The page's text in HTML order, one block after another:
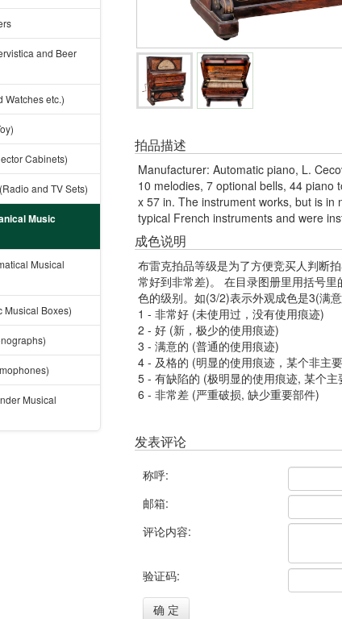
and Beer
Watches etc.)
Cabinets)
and TV Sets)
Music
Musical
Musical Boxes)
Musical
拍品描述
Manufacturer: Automatic piano, L.
10 melodies, 7 optional bells, 44 piano
x 57 in. The instrument works, but is
typical French instruments and were
成色说明
布雷克拍品等级是为了方便竞买人判断
常好到非常差)。 在目录图册里用括号
色的级别。如(3/2)表示外观成色是3(满
1 - 非常好 (未使用过，没有使用痕迹)
2 - 好 (新，极少的使用痕迹)
3 - 满意的 (普通的使用痕迹)
4 - 及格的 (明显的使用痕迹，某个非主
5 - 有缺陷的 (极明显的使用痕迹, 某个
6 - 非常差 (严重破损, 缺少重要部件)
发表评论
称呼:
邮箱:
评论内容:
验证码:
确 定